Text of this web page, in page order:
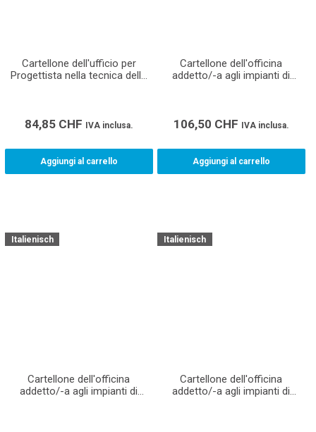
Cartellone dell'ufficio per
Progettista nella tecnica della
84,85 CHF IVA inclusa.
Aggiungi al carrello
Cartellone dell'officina
addetto/-a agli impianti di
106,50 CHF IVA inclusa.
Aggiungi al carrello
Italienisch
Cartellone dell'officina
addetto/-a agli impianti di
Italienisch
Cartellone dell'officina
addetto/-a agli impianti di